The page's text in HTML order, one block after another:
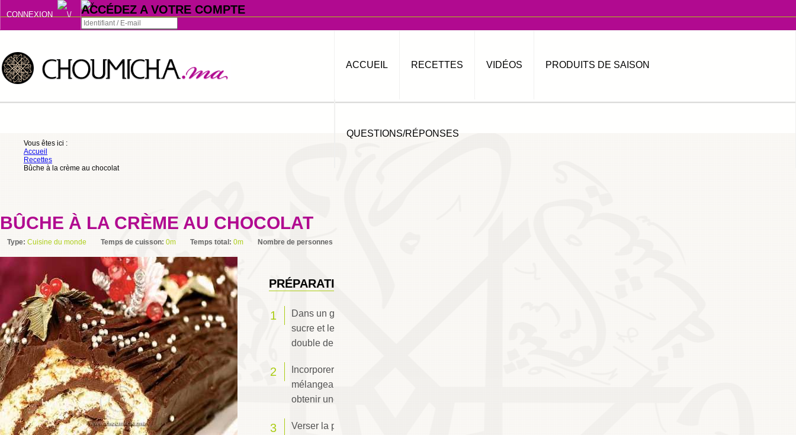
CONNEXION ACCÉDEZ A VOTRE COMPTE
Se souvenir de moi
S'INSCRIRE
ACCUEIL RECETTES VIDÉOS PRODUITS DE SAISON
QUESTIONS/RÉPONSES
Vous êtes ici :
Accueil
Recettes
Bûche à la crème au chocolat
BÛCHE À LA CRÈME AU CHOCOLAT
Type: Cuisine du monde Temps de cuisson: 0m Temps total: 0m Nombre de personnes
PRÉPARATION
Dans un grand bol, battre les œufs avec le
sucre et le sel jusqu’à ce que le mélange
double de volume.
Incorporer le reste des ingrédients tamisés en
mélangeant avec une cuillère en bois pour
obtenir une pâte légère et aérée.
Verser la préparation sur une plaque (40 x 30